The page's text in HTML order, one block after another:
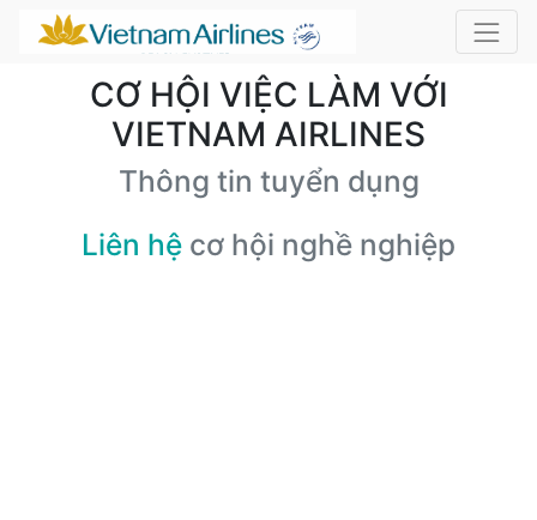
CƠ HỘI VIỆC LÀM VỚI
VIETNAM AIRLINES
Thông tin tuyển dụng
Liên hệ cơ hội nghề nghiệp